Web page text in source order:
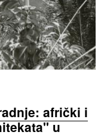
afrički i
u